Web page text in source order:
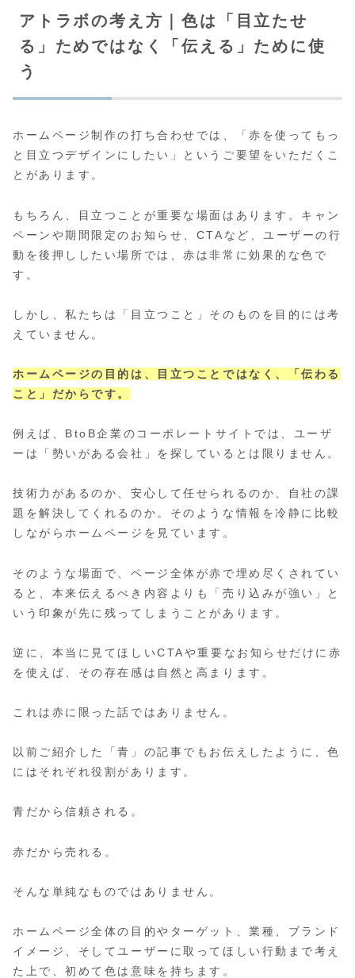
アトラボの考え方｜色は「目立たせ
る」ためではなく「伝える」ために使
う
ホームページ制作の打ち合わせでは、「赤を使ってもっ
と目立つデザインにしたい」というご要望をいただくこ
とがあります。
もちろん、目立つことが重要な場面はあります。キャン
ペーンや期間限定のお知らせ、CTAなど、ユーザーの行
動を後押ししたい場所では、赤は非常に効果的な色で
す。
しかし、私たちは「目立つこと」そのものを目的には考
えていません。
ホームページの目的は、目立つことではなく、「伝わる
こと」だからです。
例えば、BtoB企業のコーポレートサイトでは、ユーザ
ーは「勢いがある会社」を探しているとは限りません。
技術力があるのか、安心して任せられるのか、自社の課
題を解決してくれるのか。そのような情報を冷静に比較
しながらホームページを見ています。
そのような場面で、ページ全体が赤で埋め尽くされてい
ると、本来伝えるべき内容よりも「売り込みが強い」と
いう印象が先に残ってしまうことがあります。
逆に、本当に見てほしいCTAや重要なお知らせだけに赤
を使えば、その存在感は自然と高まります。
これは赤に限った話ではありません。
以前ご紹介した「青」の記事でもお伝えしたように、色
にはそれぞれ役割があります。
青だから信頼される。
赤だから売れる。
そんな単純なものではありません。
ホームページ全体の目的やターゲット、業種、ブランド
イメージ、そしてユーザーに取ってほしい行動まで考え
た上で、初めて色は意味を持ちます。